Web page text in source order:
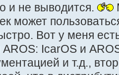
и не выводится.
может
Вот у меня
IcarOS и
и т.д.,